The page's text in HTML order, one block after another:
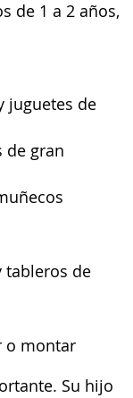
de 1 a 2 años,
juguetes de
de gran
tableros de
o montar
Su hijo